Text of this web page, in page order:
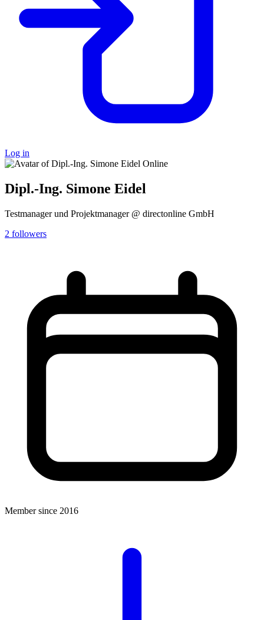
Log in
Online
Dipl.-Ing. Simone Eidel
Testmanager und Projektmanager @ directonline GmbH
2 followers
Member since 2016